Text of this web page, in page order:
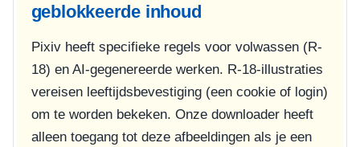
geblokkeerde inhoud
Pixiv heeft specifieke regels voor volwassen (R-
18) en AI-gegenereerde werken. R-18-illustraties
vereisen leeftijdsbevestiging (een cookie of login)
om te worden bekeken. Onze downloader heeft
alleen toegang tot deze afbeeldingen als je een